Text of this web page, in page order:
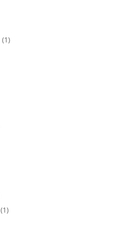
(1)
(1)